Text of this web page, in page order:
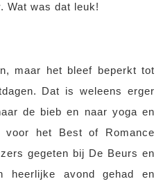
Wat was dat leuk!
maar het bleef beperkt tot
Dat is weleens erger
de bieb en naar yoga en
voor het Best of Romance
gegeten bij De Beurs en
heerlijke avond gehad en